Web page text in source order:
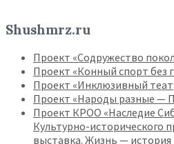
Shushmrz.ru
Проект «Содружество
Проект «Конный спорт без
Проект «Инклюзивный
Проект «Народы разные —
Проект КРОО «Наследие
Культурно-исторического
выставка. Жизнь —